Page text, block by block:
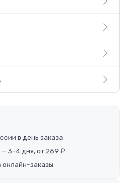
в день заказа
3–4 дня, от 269 ₽
онлайн-заказы